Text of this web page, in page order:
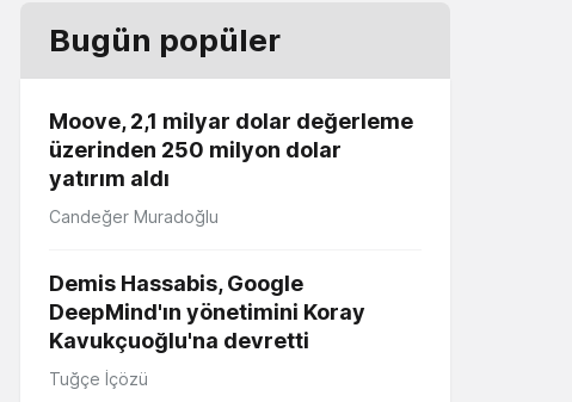
Bugün popüler
Moove, 2,1 milyar dolar değerleme
üzerinden 250 milyon dolar
yatırım aldı
Candeğer Muradoğlu
Demis Hassabis, Google
DeepMind'ın yönetimini Koray
Kavukçuoğlu'na devretti
Tuğçe İçözü